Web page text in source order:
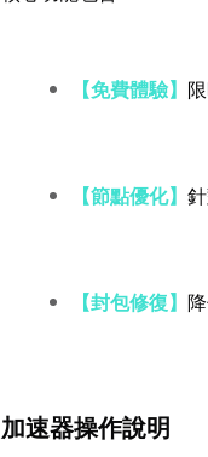
【免費體驗】
【節點優化】
【封包修復】
加速器操作說明